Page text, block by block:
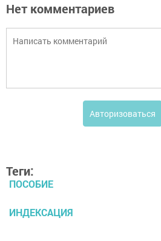
Нет комментариев
Авторизоваться
Теги:
ПОСОБИЕ
ИНДЕКСАЦИЯ